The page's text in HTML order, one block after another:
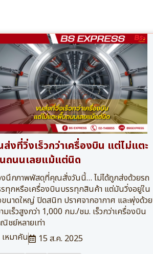
ส่งที่วิ่งเร็วกว่าเครื่องบิน แต่ไม่แตะ
ถนนเลยแม้แต่นิด
นึกภาพพัสดุที่คุณสั่งวันนี้… ไม่ได้ถูกส่งด้วยรถ
ทุกหรือเครื่องบินบรรทุกสินค้า แต่มันวิ่งอยู่ใน
นาดใหญ่ ปิดสนิท ปราศจากอากาศ และพุ่งด้วย
มเร็วสูงกว่า 1,000 กม./ชม. เร็วกว่าเครื่องบิน
ชย์หลายเท่า
เหมาคัน
15 ส.ค. 2025